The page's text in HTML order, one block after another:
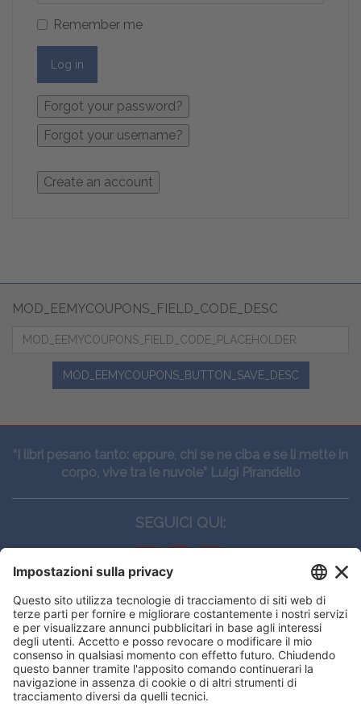
Remember me
Log in
MOD_EEMYCOUPONS_FIELD_CODE_DESC
MOD_EEMYCOUPONS_BUTTON_SAVE_DESC
“I libri pesano tanto: eppure, chi se ne ciba e se li mette in
corpo, vive tra le nuvole” Luigi Pirandello
SEGUICI QUI:
CONTATTI
Edi.Ermes srl
Viale E. Forlanini, 21 - 20134, Milano
(+39)027021121
E-mail:eeinfo@eenet.it